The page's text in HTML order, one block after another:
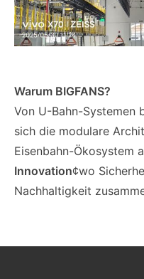
Warum BIGFANS?
Von U-Bahn-Systemen
sich die modulare
Eisenbahn-Ökosystem
Innovation¢wo
Nachhaltigkeit